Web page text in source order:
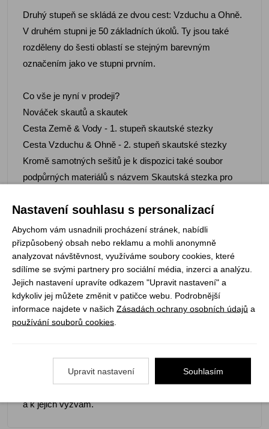
Druhý stupeň se skládá ze dvou cest: Vzduchu a Ohně.
V druhém stupni je 50 základních úkolů. Ty jsou také
rozděleny do šesti oblastí se stejným barevným
označením jako ve stupni prvním.
Co vše je nyní v prodeji?
Nováček skautů a skautek
Cesta Země & Vody - 1. stupeň skautské stezky
Cesta Vzduchu & Ohně - 2. stupeň skautské stezky
Kromě samotných sešitů je k dispozici také soubor
podpůrných materiálů s názvem Skautská stezka pro
kde je alespoň pět skautů a skautek. Zároveň je také
možné si jej koupit zde.
Jaké jsou ve stezce hlavní změny?
Úpravy stezky reagovaly na nedostatky dosavadní
stezky označované oddíly. Výsledkem je stezka, která:
obsahuje srozumitelně a jasně formulované úkoly
je dělena na základ a rozšíření
stezka i Nováček obsahující vodácké doplňky
V prodeji jsou také nášivky k jednotlivým cestám stezky
a k jejich výzvám.
Nastavení souhlasu s personalizací
Abychom vám usnadnili procházení stránek, nabídli
přizpůsobený obsah nebo reklamu a mohli anonymně
analyzovat návštěvnost, využíváme soubory cookies, které
sdílíme se svými partnery pro sociální média, inzerci a analýzu.
Jejich nastavení upravíte odkazem "Upravit nastavení" a
kdykoliv jej můžete změnit v patičce webu. Podrobnější
informace najdete v našich Zásadách ochrany osobních údajů a
používání souborů cookies
Upravit nastavení Souhlasím